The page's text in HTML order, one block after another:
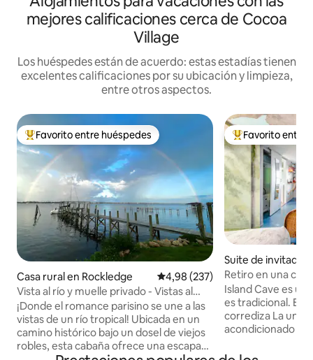
mejores calificaciones cerca de Cocoa
Village
Los huéspedes están de acuerdo: estas estadías tienen
excelentes calificaciones por su ubicación y limpieza,
entre otros aspectos.
Favorito entre los huéspedes más destacados
Favorito entre huéspedes
Casa rural en Rockledge Calificación promedio: 4,98 de
4,98 (237)
Vista al río y muelle privado - Vistas al
lanzamiento de cohetes
¡Donde el romance parisino se une a las
vistas de un río tropical! Ubicada en un
camino histórico bajo un dosel de viejos
robles, esta cabaña ofrece una escapada
Favorito entre
Favorito entre
Suite de
ada
itt Island
Retiro en una
Island Cave es
es tradicional. El
corrediza La unidad tiene aire
acondicionado de
huéspedes con